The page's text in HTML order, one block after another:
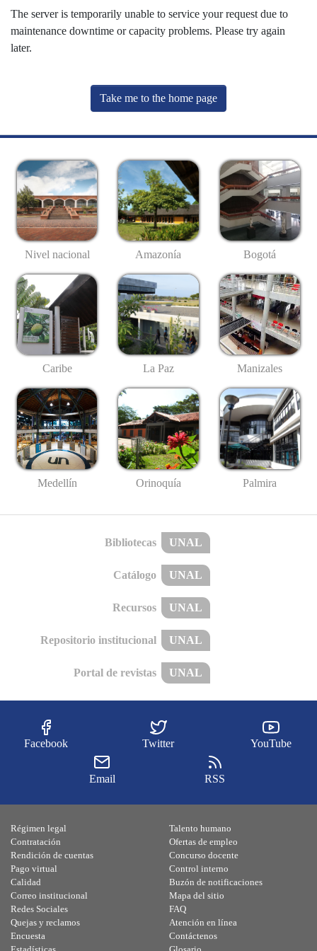
The server is temporarily unable to service your request due to
maintenance downtime or capacity problems. Please try again
later.
Take me to the home page
Nivel nacional Amazonía Bogotá
Caribe La Paz Manizales
Medellín Orinoquía Palmira
Bibliotecas UNAL
Catálogo UNAL
Recursos UNAL
Repositorio institucional UNAL
Portal de revistas UNAL
Facebook Twitter YouTube
Email RSS
Régimen legal
Contratación
Rendición de cuentas
Pago virtual
Calidad
Talento humano
Ofertas de empleo
Concurso docente
Control interno
Buzón de notificaciones
Correo institucional
Redes Sociales
Quejas y reclamos
Encuesta
Mapa del sitio
FAQ
Atención en línea
Contáctenos